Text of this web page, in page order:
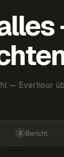
— Everhour
3 Bericht